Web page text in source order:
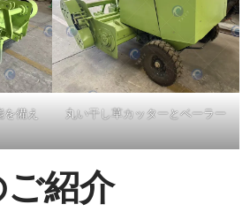
備え
丸い干し草カッターとベーラー
紹介